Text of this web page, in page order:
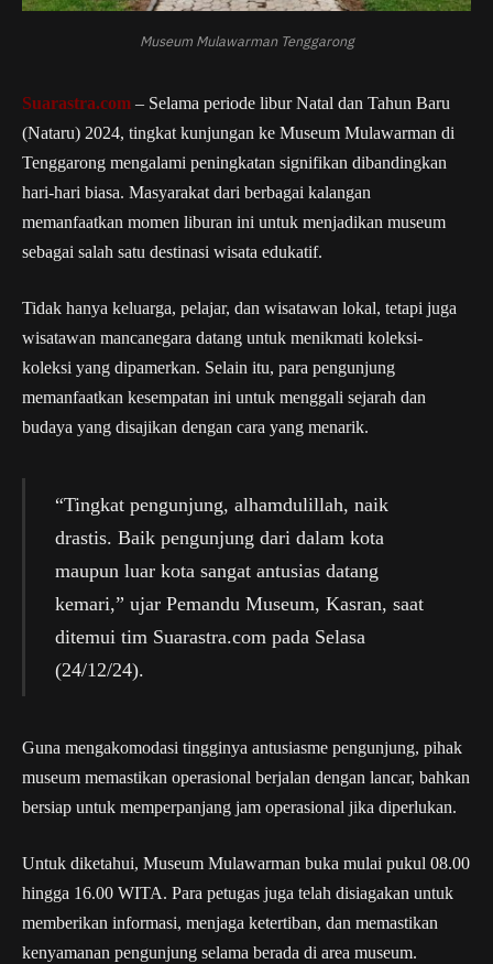
Museum Mulawarman Tenggarong
Suarastra.com – Selama periode libur Natal dan Tahun Baru
(Nataru) 2024, tingkat kunjungan ke Museum Mulawarman di
Tenggarong mengalami peningkatan signifikan dibandingkan
hari-hari biasa. Masyarakat dari berbagai kalangan
memanfaatkan momen liburan ini untuk menjadikan museum
sebagai salah satu destinasi wisata edukatif.
Tidak hanya keluarga, pelajar, dan wisatawan lokal, tetapi juga
wisatawan mancanegara datang untuk menikmati koleksi-
koleksi yang dipamerkan. Selain itu, para pengunjung
memanfaatkan kesempatan ini untuk menggali sejarah dan
budaya yang disajikan dengan cara yang menarik.
“Tingkat pengunjung, alhamdulillah, naik
drastis. Baik pengunjung dari dalam kota
maupun luar kota sangat antusias datang
kemari,” ujar Pemandu Museum, Kasran, saat
ditemui tim Suarastra.com pada Selasa
(24/12/24).
Guna mengakomodasi tingginya antusiasme pengunjung, pihak
museum memastikan operasional berjalan dengan lancar, bahkan
bersiap untuk memperpanjang jam operasional jika diperlukan.
Untuk diketahui, Museum Mulawarman buka mulai pukul 08.00
hingga 16.00 WITA. Para petugas juga telah disiagakan untuk
memberikan informasi, menjaga ketertiban, dan memastikan
kenyamanan pengunjung selama berada di area museum.